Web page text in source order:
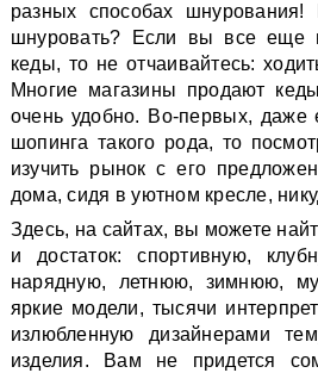
разных способах
шнуровать? Если вы все еще
кеды, то не отчаивайтесь:
Многие магазины продают
очень удобно. Во-первых, даже
шопинга такого рода, то
изучить рынок с его
дома, сидя в уютном кресле,
Здесь, на сайтах, вы можете
и достаток: спортивную,
нарядную, летнюю, зимнюю,
яркие модели, тысячи
излюбленную дизайнерами
изделия. Вам не придется